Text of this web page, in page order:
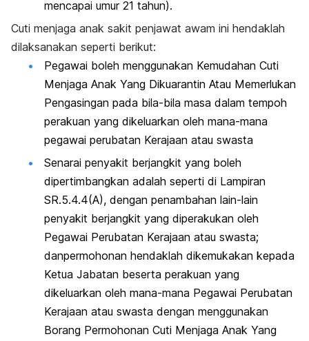
mencapai umur 21 tahun).
Cuti menjaga anak sakit penjawat awam ini hendaklah
dilaksanakan seperti berikut:
Pegawai boleh menggunakan Kemudahan Cuti
Menjaga Anak Yang Dikuarantin Atau Memerlukan
Pengasingan pada bila-bila masa dalam tempoh
perakuan yang dikeluarkan oleh mana-mana
pegawai perubatan Kerajaan atau swasta
Senarai penyakit berjangkit yang boleh
dipertimbangkan adalah seperti di Lampiran
SR.5.4.4(A), dengan penambahan lain-lain
penyakit berjangkit yang diperakukan oleh
Pegawai Perubatan Kerajaan atau swasta;
danpermohonan hendaklah dikemukakan kepada
Ketua Jabatan beserta perakuan yang
dikeluarkan oleh mana-mana Pegawai Perubatan
Kerajaan atau swasta dengan menggunakan
Borang Permohonan Cuti Menjaga Anak Yang